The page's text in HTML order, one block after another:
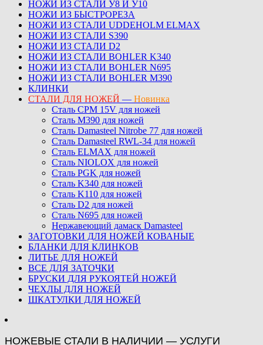
НОЖИ ИЗ СТАЛИ У8 И У10
НОЖИ ИЗ БЫСТРОРЕЗА
НОЖИ ИЗ СТАЛИ UDDEHOLM ELMAX
НОЖИ ИЗ СТАЛИ S390
НОЖИ ИЗ СТАЛИ D2
НОЖИ ИЗ СТАЛИ BOHLER K340
НОЖИ ИЗ СТАЛИ BOHLER N695
НОЖИ ИЗ СТАЛИ BOHLER M390
КЛИНКИ
СТАЛИ ДЛЯ НОЖЕЙ — Новинка
Сталь CPM 15V для ножей
Сталь M390 для ножей
Сталь Damasteel Nitrobe 77 для ножей
Сталь Damasteel RWL-34 для ножей
Сталь ELMAX для ножей
Сталь NIOLOX для ножей
Сталь PGK для ножей
Сталь K340 для ножей
Сталь K110 для ножей
Сталь D2 для ножей
Сталь N695 для ножей
Нержавеющий дамаск Damasteel
ЗАГОТОВКИ ДЛЯ НОЖЕЙ КОВАНЫЕ
БЛАНКИ ДЛЯ КЛИНКОВ
ЛИТЬЕ ДЛЯ НОЖЕЙ
ВСЕ ДЛЯ ЗАТОЧКИ
БРУСКИ ДЛЯ РУКОЯТЕЙ НОЖЕЙ
ЧЕХЛЫ ДЛЯ НОЖЕЙ
ШКАТУЛКИ ДЛЯ НОЖЕЙ
НОЖЕВЫЕ СТАЛИ В НАЛИЧИИ — УСЛУГИ